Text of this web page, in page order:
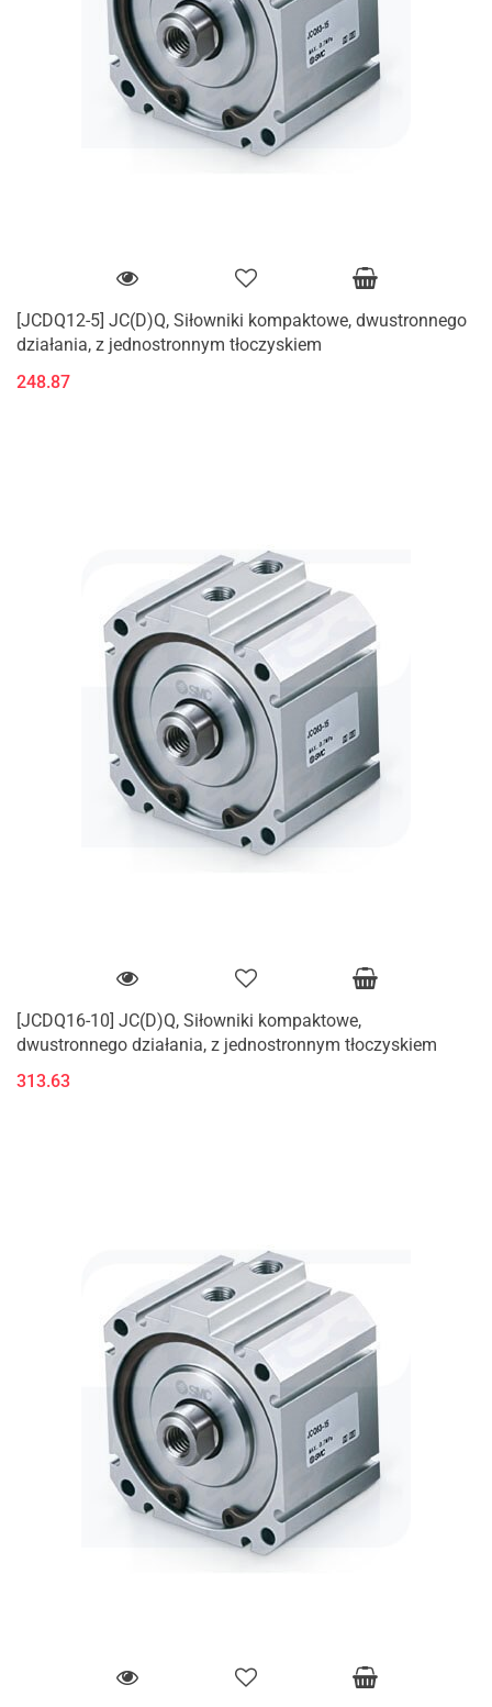
[JCDQ12-5] JC(D)Q, Siłowniki kompaktowe, dwustronnego
działania, z jednostronnym tłoczyskiem
248.87
[JCDQ16-10] JC(D)Q, Siłowniki kompaktowe,
dwustronnego działania, z jednostronnym tłoczyskiem
313.63